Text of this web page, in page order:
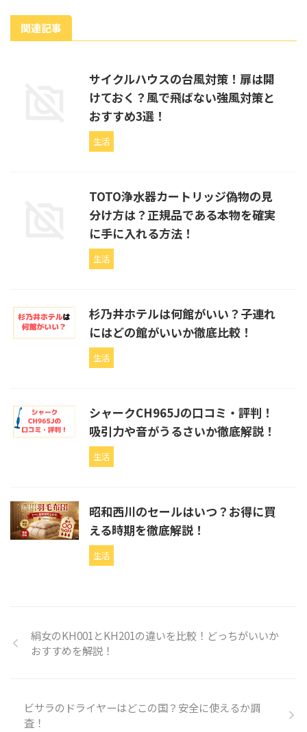
関連記事
サイクルハウスの台風対策！扉は開
けておく？風で飛ばない強風対策と
おすすめ3選！
生活
TOTO浄水器カートリッジ偽物の見
分け方は？正規品である本物を確実
に手に入れる方法！
生活
杉乃井ホテルは何館がいい？子連れ
にはどの館がいいか徹底比較！
生活
シャークCH965Jの口コミ・評判！
吸引力や音がうるさいか徹底解説！
生活
昭和西川のセールはいつ？お得に買
える時期を徹底解説！
生活
絹女のKH001とKH201の違いを比較！どっちがいいか
おすすめを解説！
ビサラのドライヤーはどこの国？安全に使えるか調
査！